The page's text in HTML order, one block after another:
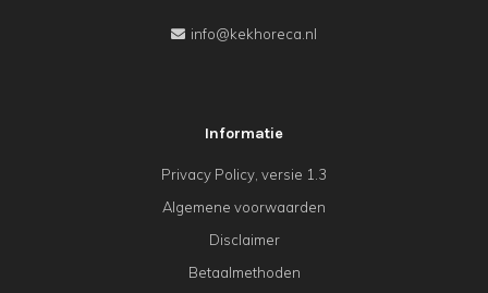
info@kekhoreca.nl
Informatie
Privacy Policy, versie 1.3
Algemene voorwaarden
Disclaimer
Betaalmethoden